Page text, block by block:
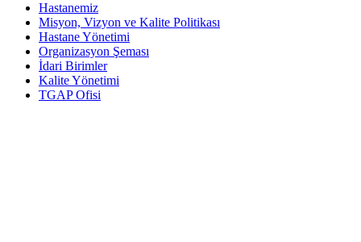
Hastanemiz
Misyon, Vizyon ve Kalite Politikası
Hastane Yönetimi
Organizasyon Şeması
İdari Birimler
Kalite Yönetimi
TGAP Ofisi